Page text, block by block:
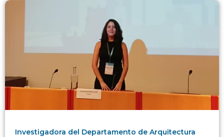
Investigadora del Departamento de Arquitectura